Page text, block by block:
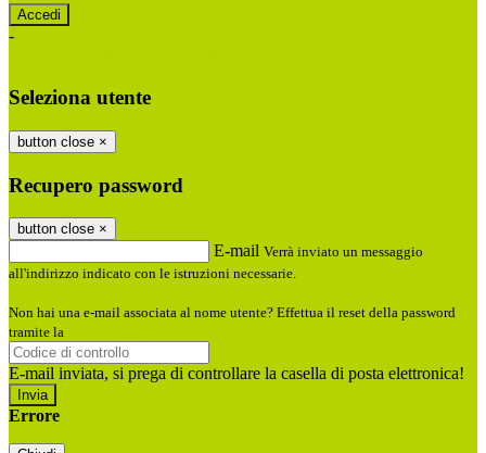
-
Seleziona utente
button close ×
Recupero password
button close ×
E-mail Verrà inviato un messaggio
all'indirizzo indicato con le istruzioni necessarie.
Non hai una e-mail associata al nome utente? Effettua il reset della password
tramite la
E-mail inviata, si prega di controllare la casella di posta elettronica!
Errore